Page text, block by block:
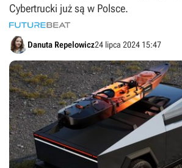
Cybertrucki już są w Polsce.
Danuta Repelowicz24 lipca 2024 15:47